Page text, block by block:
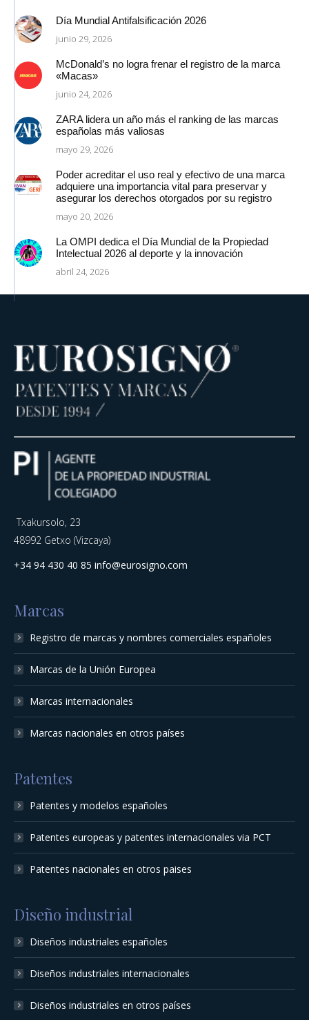
Día Mundial Antifalsificación 2026
junio 29, 2026
McDonald’s no logra frenar el registro de la marca
«Macas»
junio 24, 2026
ZARA lidera un año más el ranking de las marcas
españolas más valiosas
mayo 29, 2026
Poder acreditar el uso real y efectivo de una marca
adquiere una importancia vital para preservar y
asegurar los derechos otorgados por su registro
mayo 20, 2026
La OMPI dedica el Día Mundial de la Propiedad
Intelectual 2026 al deporte y la innovación
abril 24, 2026
Txakursolo, 23
48992 Getxo (Vizcaya)
+34 94 430 40 85 info@eurosigno.com
Marcas
Registro de marcas y nombres comerciales españoles
Marcas de la Unión Europea
Marcas internacionales
Marcas nacionales en otros países
Patentes
Patentes y modelos españoles
Patentes europeas y patentes internacionales via PCT
Patentes nacionales en otros paises
Diseño industrial
Diseños industriales españoles
Diseños industriales internacionales
Diseños industriales en otros países